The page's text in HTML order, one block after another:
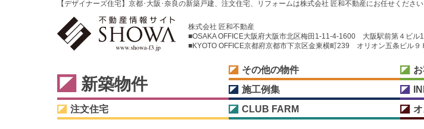
【デザイナーズ住宅】京都･大阪･奈良の新築戸建、注文住宅、リフォームは株式会社 匠和不動産にお任せください
株式会社 匠和不動産
■OSAKA OFFICE大阪府大阪市北区梅田1-11-4-1600 大阪駅前第４ビル
■KYOTO OFFICE京都府京都市下京区金東横町239 オリオン五条ビル９
新築物件
その他の物件
施工例集
注文住宅
CLUB FARM